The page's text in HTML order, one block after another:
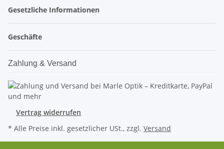
Gesetzliche Informationen
Geschäfte
Zahlung & Versand
Vertrag widerrufen
* Alle Preise inkl. gesetzlicher USt., zzgl. Versand